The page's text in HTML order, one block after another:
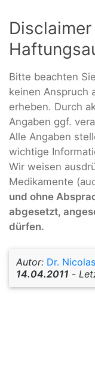
Bitte beachten
keinen Anspruch
erheben. Durch
Angaben ggf.
Alle Angaben
wichtige
Wir weisen
Medikamente
und ohne
abgesetzt,
dürfen.
Autor: Dr.
14.04.2011 -